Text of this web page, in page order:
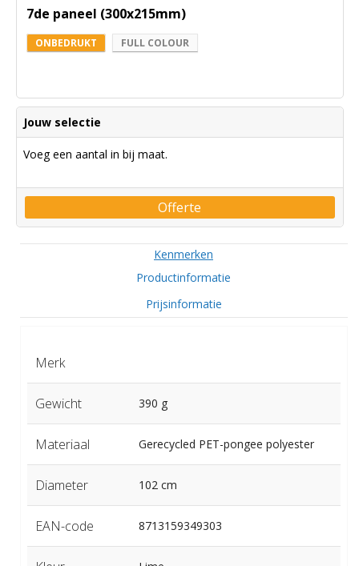
7de paneel (300x215mm)
ONBEDRUKT FULL COLOUR
Jouw selectie
Voeg een aantal in bij maat.
Offerte
Kenmerken
Productinformatie
Prijsinformatie
Merk
Gewicht 390 g
Materiaal Gerecycled PET-pongee polyester
Diameter 102 cm
EAN-code 8713159349303